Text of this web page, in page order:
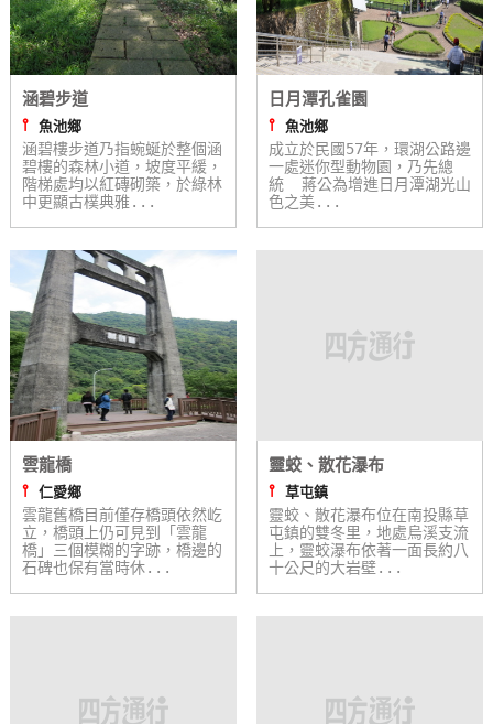
戶
客
服
聯
絡
單
Line
線
上
客
服
紅
利
查
詢
涵碧步道
⫯ 魚池鄉
涵碧樓步道乃指蜿蜒於整個涵
碧樓的森林小道，坡度平緩，
階梯處均以紅磚砌築，於綠林
中更顯古樸典雅...
日月潭孔雀園
⫯ 魚池鄉
成立於民國57年，環湖公路邊
一處迷你型動物園，乃先總
統 蔣公為增進日月潭湖光山
色之美...
雲龍橋
⫯ 仁愛鄉
雲龍舊橋目前僅存橋頭依然屹
立，橋頭上仍可見到「雲龍
橋」三個模糊的字跡，橋邊的
石碑也保有當時休...
靈蛟、散花瀑布
⫯ 草屯鎮
靈蛟、散花瀑布位在南投縣草
屯鎮的雙冬里，地處烏溪支流
上，靈蛟瀑布依著一面長約八
十公尺的大岩壁...